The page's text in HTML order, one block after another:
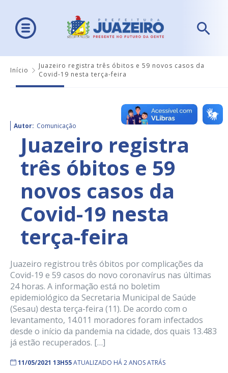
Início
Juazeiro registra três óbitos e 59 novos casos da
Covid-19 nesta terça-feira
Autor: Comunicação
Juazeiro registra
três óbitos e 59
novos casos da
Covid-19 nesta
terça-feira
Juazeiro registrou três óbitos por complicações da
Covid-19 e 59 casos do novo coronavírus nas últimas
24 horas. A informação está no boletim
epidemiológico da Secretaria Municipal de Saúde
(Sesau) desta terça-feira (11). De acordo com o
levantamento, 14.011 moradores foram infectados
desde o início da pandemia na cidade, dos quais 13.483
já estão recuperados. […]
11/05/2021 13H55ATUALIZADO HÁ 2 ANOS ATRÁS